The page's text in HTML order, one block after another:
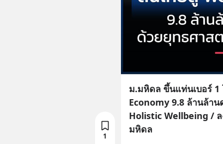
ม.มหิดล ขึ้นแท่นเบอร์ 1
Economy 9.8 ล้านล้า
Holistic Wellbeing /
มหิดล
1